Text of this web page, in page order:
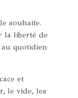
souhaite.
la liberté de
quotidien
et
le vide, les